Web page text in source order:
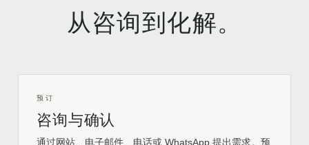
从咨询到化解。
预订
咨询与确认
通过网站、电子邮件、电话或 WhatsApp 提出需求。预